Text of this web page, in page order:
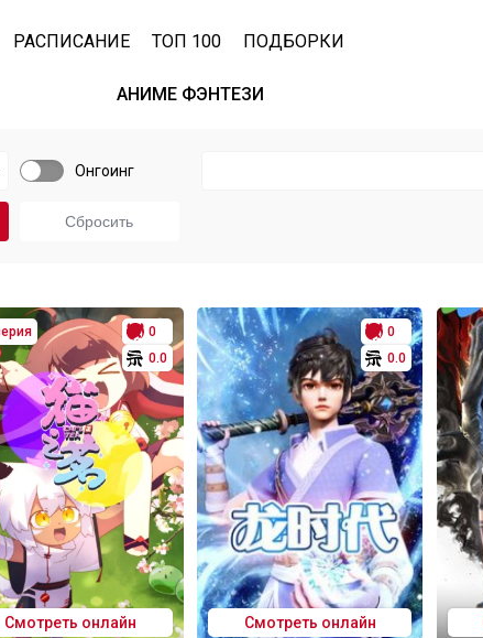
РАСПИСАНИЕ ТОП 100 ПОДБОРКИ
АНИМЕ ФЭНТЕЗИ
Онгоинг
0
0.0
Смотреть онлайн
0
0.0
Смотреть онлайн